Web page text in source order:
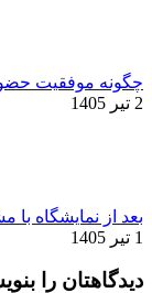
چگونه موفقیت
2 تیر 1405
بعد از نمایشگاه با
1 تیر 1405
دیدگاهتان را